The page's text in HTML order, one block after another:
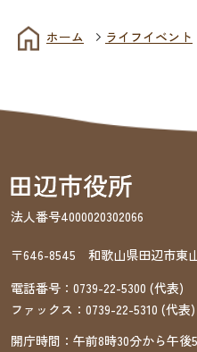
ホーム ライフイベント
法人番号4000020302066
〒646-8545 和歌山県田辺市東
電話番号： 0739-22-5300 (代表)
ファックス： 0739-22-5310 (代表)
開庁時間：午前8時30分から午後